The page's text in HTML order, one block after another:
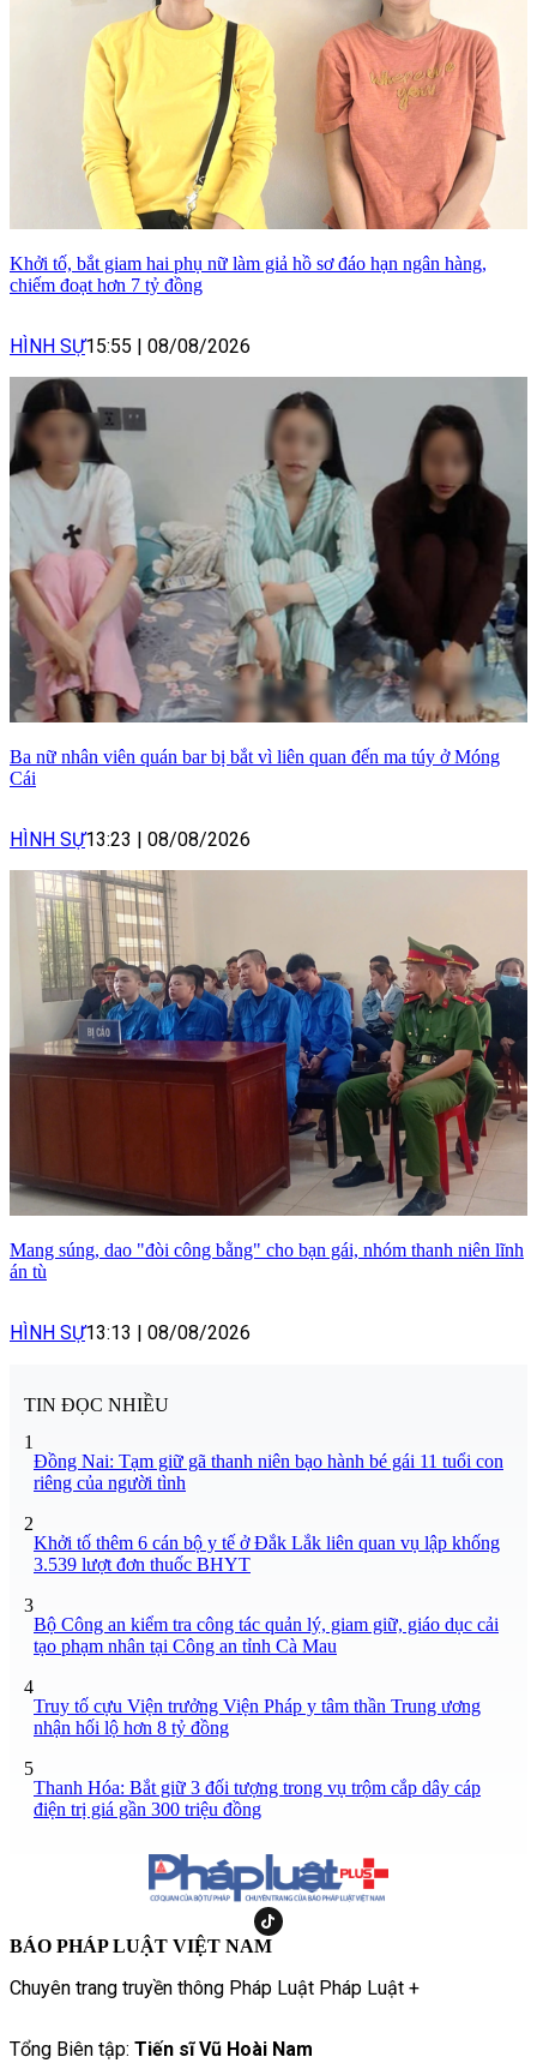
Khởi tố, bắt giam hai phụ nữ làm giả hồ sơ đáo hạn ngân hàng,
chiếm đoạt hơn 7 tỷ đồng
HÌNH SỰ15:55 | 08/08/2026
Ba nữ nhân viên quán bar bị bắt vì liên quan đến ma túy ở Móng
Cái
HÌNH SỰ13:23 | 08/08/2026
Mang súng, dao "đòi công bằng" cho bạn gái, nhóm thanh niên lĩnh
án tù
HÌNH SỰ13:13 | 08/08/2026
TIN ĐỌC NHIỀU
1
Đồng Nai: Tạm giữ gã thanh niên bạo hành bé gái 11 tuổi con
riêng của người tình
2
Khởi tố thêm 6 cán bộ y tế ở Đắk Lắk liên quan vụ lập khống
3.539 lượt đơn thuốc BHYT
3
Bộ Công an kiểm tra công tác quản lý, giam giữ, giáo dục cải
tạo phạm nhân tại Công an tỉnh Cà Mau
4
Truy tố cựu Viện trưởng Viện Pháp y tâm thần Trung ương
nhận hối lộ hơn 8 tỷ đồng
5
Thanh Hóa: Bắt giữ 3 đối tượng trong vụ trộm cắp dây cáp
điện trị giá gần 300 triệu đồng
BÁO PHÁP LUẬT VIỆT NAM
Chuyên trang truyền thông Pháp Luật Pháp Luật +
Tổng Biên tập: Tiến sĩ Vũ Hoài Nam